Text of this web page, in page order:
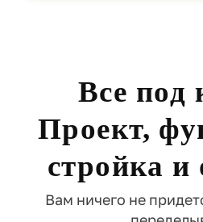
Все под
Проект,
стройка и
Вам ничего не